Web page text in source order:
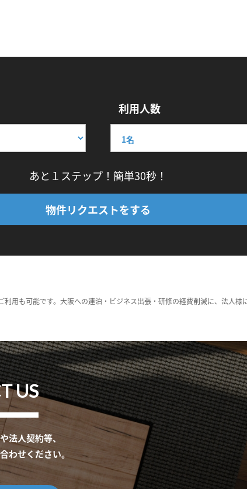
利用人数
あと１ステップ！簡単30秒！
物件リクエストをする
用も可能です。大阪への連泊・ビジネス出張・研修の経費削減に、法人様
US
法人契約等、
わせください。